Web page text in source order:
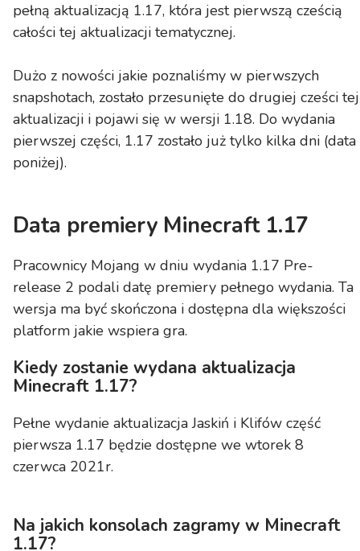
pełną aktualizacją 1.17, która jest pierwszą cześcią
całości tej aktualizacji tematycznej.
Dużo z nowości jakie poznaliśmy w pierwszych
snapshotach, zostało przesunięte do drugiej cześci tej
aktualizacji i pojawi się w wersji 1.18. Do wydania
pierwszej części, 1.17 zostało już tylko kilka dni (data
poniżej).
Data premiery Minecraft 1.17
Pracownicy Mojang w dniu wydania 1.17 Pre-
release 2 podali datę premiery pełnego wydania. Ta
wersja ma być skończona i dostępna dla większości
platform jakie wspiera gra.
Kiedy zostanie wydana aktualizacja
Minecraft 1.17?
Pełne wydanie aktualizacja Jaskiń i Klifów część
pierwsza 1.17 będzie dostępne we wtorek 8
czerwca 2021r.
Na jakich konsolach zagramy w Minecraft
1.17?